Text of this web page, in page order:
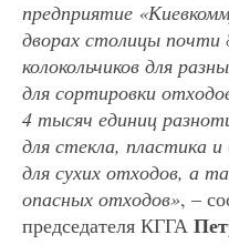
предприятие
дворах столицы почти
колокольчиков для
для сортировки
4 тысяч единиц
для стекла, пластика
для сухих отходов, а
опасных отходов», –
председателя КГГА